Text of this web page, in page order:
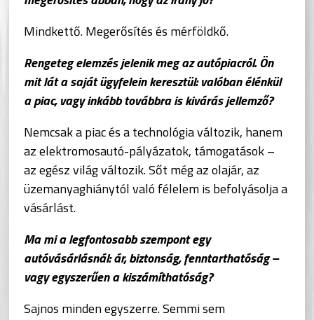
Mindkettő. Megerősítés és mérföldkő.
Rengeteg elemzés jelenik meg az autópiacról. Ön
mit lát a saját ügyfelein keresztül: valóban élénkül
a piac, vagy inkább továbbra is kivárás jellemző?
Nemcsak a piac és a technológia változik, hanem
az elektromosautó-pályázatok, támogatások –
az egész világ változik. Sőt még az olajár, az
üzemanyaghiánytól való félelem is befolyásolja a
vásárlást.
Ma mi a legfontosabb szempont egy
autóvásárlásnál: ár, biztonság, fenntarthatóság –
vagy egyszerűen a kiszámíthatóság?
Sajnos minden egyszerre. Semmi sem